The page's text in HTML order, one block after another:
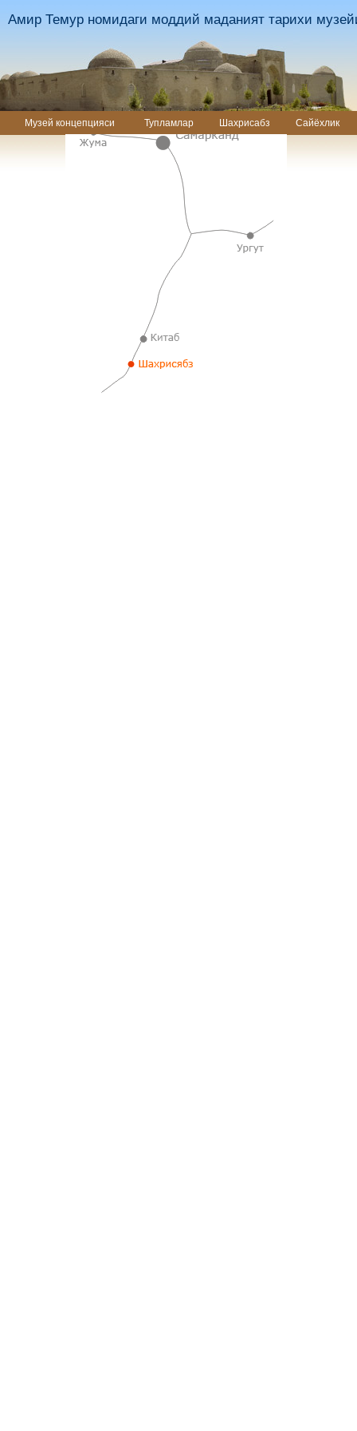
Музей концепцияси Тупламлар Шахрисабз Сайёхлик
Амир Темур номидаги моддий маданият тарихи